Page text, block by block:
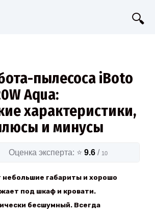
пылесоса iBoto
Aqua:
характеристики,
и минусы
Оценка эксперта: ⭐ 9.6 / 10
небольшие габариты и хорошо
под шкаф и кровати.
бесшумный. Всегда